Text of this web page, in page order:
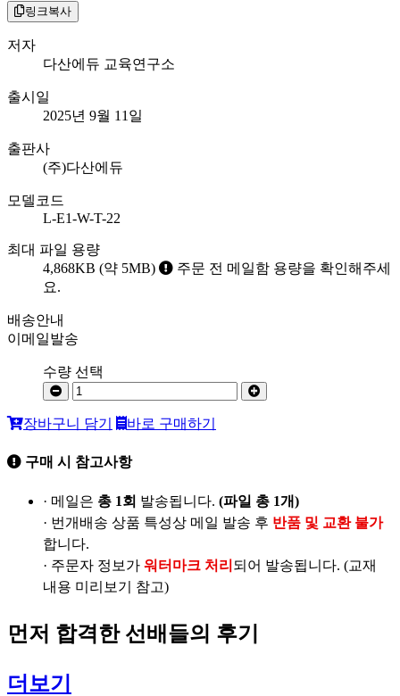
링크복사
저자
다산에듀 교육연구소
출시일
2025년 9월 11일
출판사
(주)다산에듀
모델코드
L-E1-W-T-22
최대 파일 용량
4,868KB (약 5MB)
주문 전 메일함 용량을 확인해주세
요.
배송안내
이메일발송
수량 선택
장바구니 담기 바로 구매하기
구매 시 참고사항
· 메일은 총 1회 발송됩니다. (파일 총 1개)
· 번개배송 상품 특성상 메일 발송 후 반품 및 교환 불가
합니다.
· 주문자 정보가 워터마크 처리 되어 발송됩니다. (교재
내용 미리보기 참고)
먼저 합격한 선배들의 후기
더보기